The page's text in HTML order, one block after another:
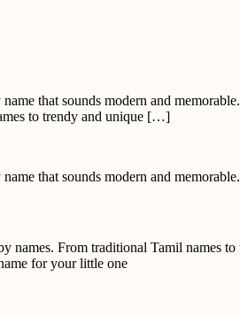
that sounds modern and
to trendy and unique […]
that sounds modern and memorable.
From traditional Tamil names to
for your little one